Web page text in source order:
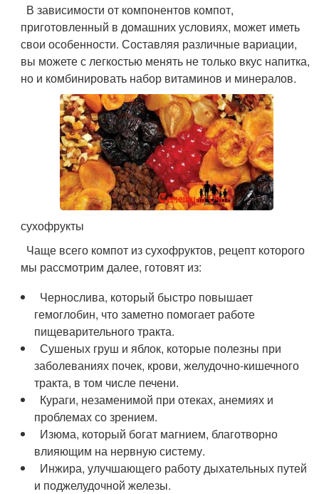
В зависимости от компонентов компот,
приготовленный в домашних условиях, может иметь
свои особенности. Составляя различные вариации,
вы можете с легкостью менять не только вкус напитка,
но и комбинировать набор витаминов и минералов.
сухофрукты
Чаще всего компот из сухофруктов, рецепт которого
мы рассмотрим далее, готовят из:
Чернослива, который быстро повышает
гемоглобин, что заметно помогает работе
пищеварительного тракта.
Сушеных груш и яблок, которые полезны при
заболеваниях почек, крови, желудочно-кишечного
тракта, в том числе печени.
Кураги, незаменимой при отеках, анемиях и
проблемах со зрением.
Изюма, который богат магнием, благотворно
влияющим на нервную систему.
Инжира, улучшающего работу дыхательных путей
и поджелудочной железы.